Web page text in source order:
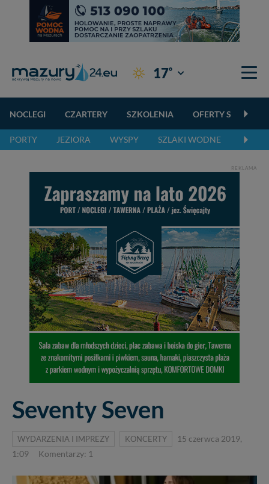
17° Giżycko
NOCLEGI CZARTERY SZKOLENIA OFERTY
PORTY JEZIORA WYSPY SZLAKI WODNE
REKLAMA
Seventy Seven
WYDARZENIA I IMPREZY KONCERTY
15 czerwca 2019,
1:09
Komentarzy: 1